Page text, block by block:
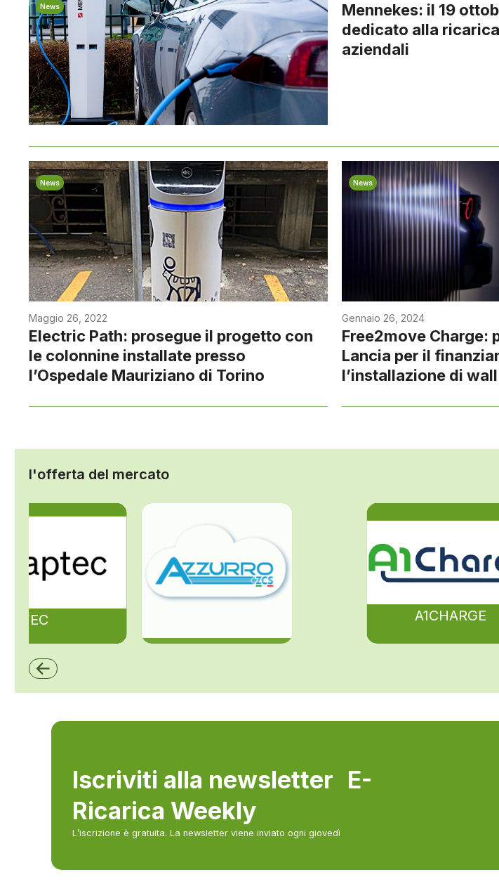
News
Mennekes: il 19
dedicato alla
aziendali
News
Maggio 26, 2022
Electric Path: prosegue il progetto con
le colonnine installate presso
l’Ospedale Mauriziano di Torino
News
Gennaio 26, 2024
Free2move Charge:
Lancia per il
l’installazione di
l'offerta del mercato
A1CHARGE
ZCS Azzurro
Iscriviti alla newsletter E-
Ricarica Weekly
L’iscrizione è gratuita. La newsletter viene inviato ogni giovedì